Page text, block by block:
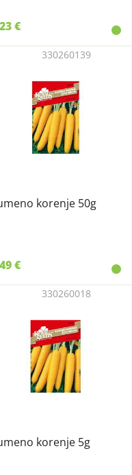
€
korenje 50g
330260139
€
korenje 5g
330260018